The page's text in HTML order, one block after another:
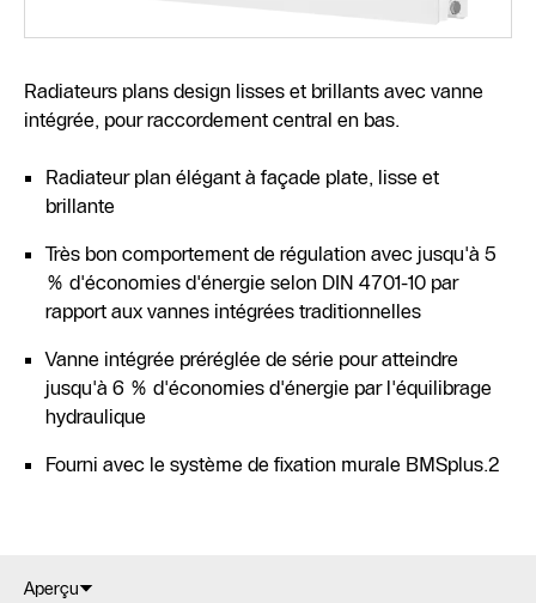
Radiateurs plans design lisses et brillants avec vanne
intégrée, pour raccordement central en bas.
Radiateur plan élégant à façade plate, lisse et
brillante
Très bon comportement de régulation avec jusqu'à 5
% d'économies d'énergie selon DIN 4701-10 par
rapport aux vannes intégrées traditionnelles
Vanne intégrée préréglée de série pour atteindre
jusqu'à 6 % d'économies d'énergie par l'équilibrage
hydraulique
Fourni avec le système de fixation murale BMSplus.2
Aperçu